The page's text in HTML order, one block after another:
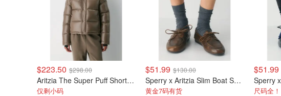
$223.50 $298.00
Aritzia The Super Puff Shorty 高光短款羽绒服
仅剩小码
$51.99 $130.00
Sperry x Aritzia Slim Boat Shoe 光滑皮革
黄金7码有货
$51.99
尺码全！